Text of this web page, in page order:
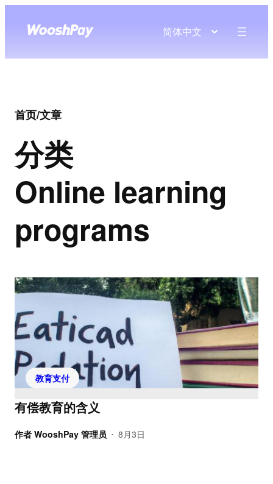
简体中文
首页/文章
分类
Online learning
programs
教育支付
有偿教育的含义
作者 WooshPay 管理员 • 8月3日